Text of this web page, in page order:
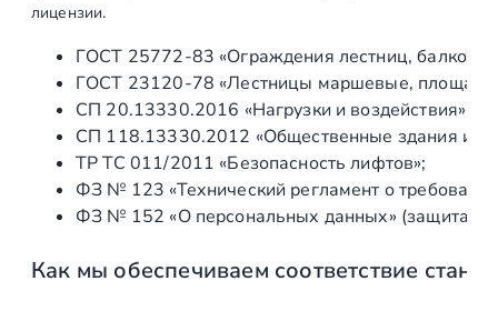
ь
б
у
М
1
6
п
а
лицензии.
ГОСТ 25772‑83 «Ограждения лестниц,
ГОСТ 23120‑78 «Лестницы маршевые,
СП 20.13330.2016 «Нагрузки и воздействия»
СП 118.13330.2012 «Общественные здания и
ТР ТС 011/2011 «Безопасность лифтов»;
ФЗ № 123 «Технический регламент о
ФЗ № 152 «О персональных данных» (защита
Как мы обеспечиваем соответствие